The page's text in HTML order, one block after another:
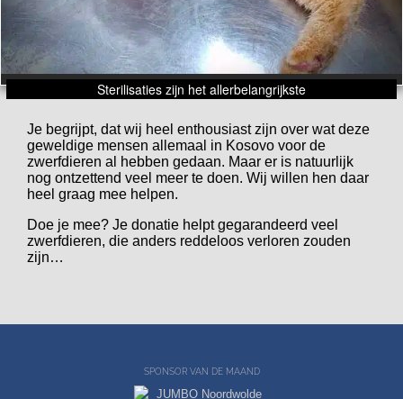
Sterilisaties zijn het allerbelangrijkste
Je begrijpt, dat wij heel enthousiast zijn over wat deze
geweldige mensen allemaal in Kosovo voor de
zwerfdieren al hebben gedaan. Maar er is natuurlijk
nog ontzettend veel meer te doen. Wij willen hen daar
heel graag mee helpen.
Doe je mee? Je donatie helpt gegarandeerd veel
zwerfdieren, die anders reddeloos verloren zouden
zijn…
SPONSOR VAN DE MAAND